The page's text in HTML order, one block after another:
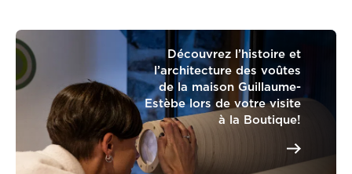
Découvrez l’histoire et
l’architecture des voûtes
de la maison Guillaume-
Estèbe lors de votre visite
à la Boutique!